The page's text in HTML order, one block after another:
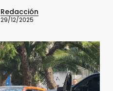
Redacción
29/12/2025